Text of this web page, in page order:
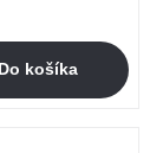
Do košíka